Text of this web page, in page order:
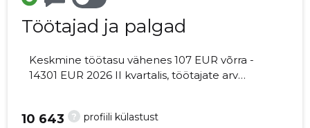
Töötajad ja palgad
Keskmine töötasu vähenes 107 EUR võrra -
14301 EUR 2026 II kvartalis, töötajate arv
? profiili külastust
10 643